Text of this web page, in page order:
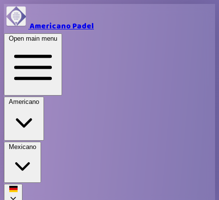
Americano Padel
Open main menu
Americano
Mexicano